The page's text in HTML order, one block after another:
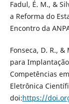
Fadul, É. M., &
a Reforma do
Encontro da
Fonseca, D. R.,
para
Competências
Eletrônica
doi:https://